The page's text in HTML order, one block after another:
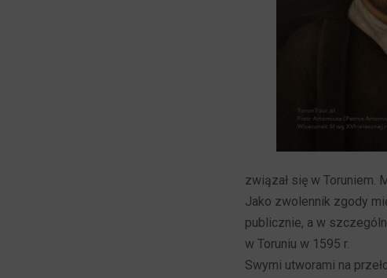
związał się w Toruniem.
Jako zwolennik zgody
publicznie, a w
w Toruniu w 1595 r.
Swymi utworami na